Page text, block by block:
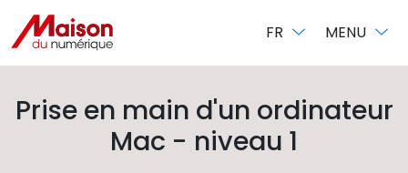
FR MENU
Prise en main d'un ordinateur
Mac - niveau 1